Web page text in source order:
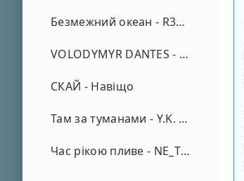
Безмежний океан - R3phase
VOLODYMYR DANTES - Просто кохаю (REMIX)
СКАЙ - Навіщо
Там за туманами - Y.K. Music
Час рікою пливе - NE_TVOYA_MRIYA